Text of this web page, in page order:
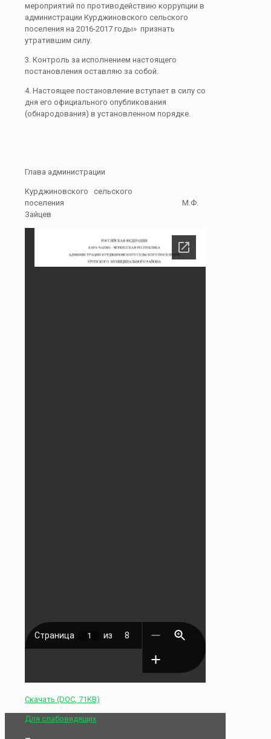
мероприятий по противодействию коррупции в
администрации Курджиновского сельского
поселения на 2016-2017 годы» признать
утратившим силу.
3. Контроль за исполнением настоящего
постановления оставляю за собой.
4. Настоящее постановление вступает в силу со
дня его официального опубликования
(обнародования) в установленном порядке.
Глава администрации
Курджиновского сельского
поселения М.Ф.
Зайцев
Скачать (DOC, 71KB)
Для слабовидящих